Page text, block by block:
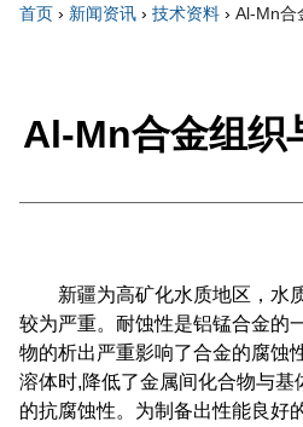
首页 › 新闻资讯 › 技术资料 › Al-Mn合
Al-Mn合金组织
新疆为高矿化水质地区，水
较为严重。耐蚀性是铝锰合金的
物的析出严重影响了合金的腐蚀
溶体时,降低了金属间化合物与基
的抗腐蚀性。为制备出性能良好